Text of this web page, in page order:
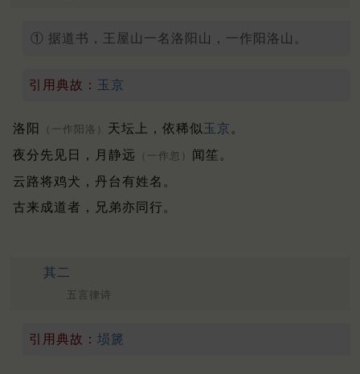
① 据道书，王屋山一名洛阳山，一作阳洛山。
引用典故： 玉京
洛阳 （一作阳洛） 天坛上，依稀似玉京 。
夜分先见日，月静远
（一作忽） 闻笙。
云路将鸡犬，丹台有姓名。
古来成道者，兄弟亦同行。
其二
五言律诗
引用典故： 埙篪